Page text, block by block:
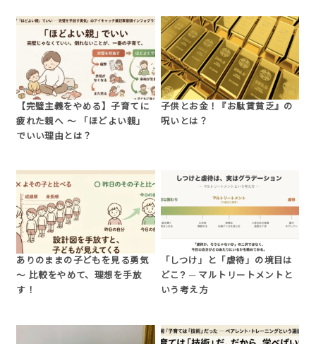
【完璧主義をやめる】子育てに
疲れた親へ 〜 「ほどよい親」
でいい理由とは？
子供とお金！『お駄賃貧乏』の
呪いとは？
ありのままの子どもを見る勇気
〜 比較をやめて、理想を手放
す！
「しつけ」と「虐待」の境目は
どこ? ─ マルトリートメントと
いう考え方